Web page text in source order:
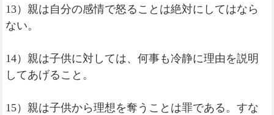
13）親は自分の感情で怒ることは絶対にしてはなら
ない。
14）親は子供に対しては、何事も冷静に理由を説明
してあげること。
15）親は子供から理想を奪うことは罪である。すな